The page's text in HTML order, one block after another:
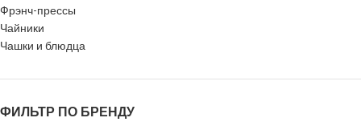
Фрэнч-прессы
Чайники
Чашки и блюдца
ФИЛЬТР ПО БРЕНДУ